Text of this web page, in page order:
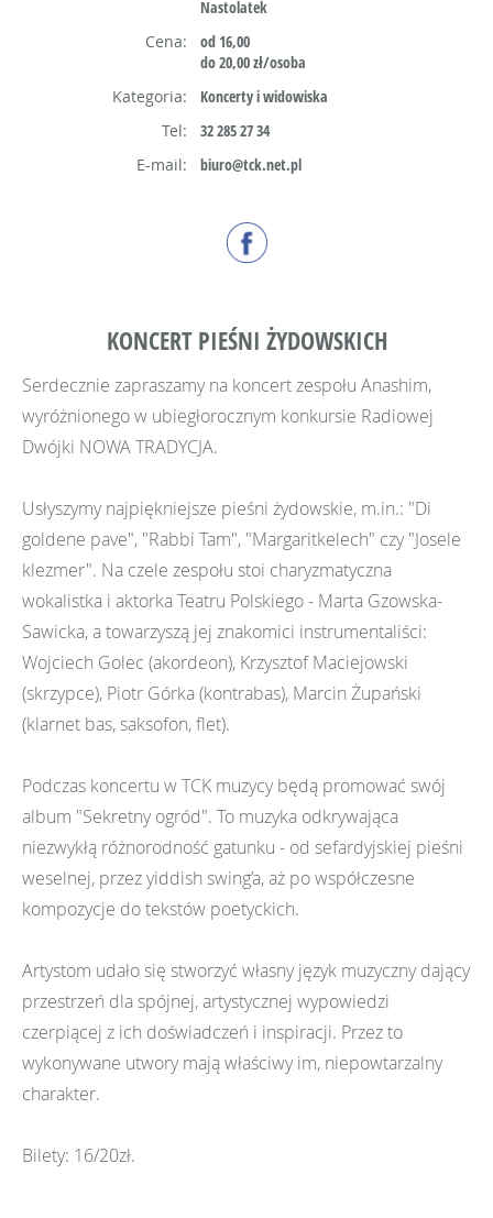
Nastolatek
Cena:
od 16,00
do 20,00 zł/osoba
Kategoria:
Koncerty i widowiska
Tel:
32 285 27 34
E-mail:
biuro@tck.net.pl
KONCERT PIEŚNI ŻYDOWSKICH
Serdecznie zapraszamy na koncert zespołu Anashim,
wyróżnionego w ubiegłorocznym konkursie Radiowej
Dwójki NOWA TRADYCJA.
Usłyszymy najpiękniejsze pieśni żydowskie, m.in.: "Di
goldene pave", "Rabbi Tam", "Margaritkelech" czy "Josele
klezmer". Na czele zespołu stoi charyzmatyczna
wokalistka i aktorka Teatru Polskiego - Marta Gzowska-
Sawicka, a towarzyszą jej znakomici instrumentaliści:
Wojciech Golec (akordeon), Krzysztof Maciejowski
(skrzypce), Piotr Górka (kontrabas), Marcin Żupański
(klarnet bas, saksofon, flet).
Podczas koncertu w TCK muzycy będą promować swój
album "Sekretny ogród". To muzyka odkrywająca
niezwykłą różnorodność gatunku - od sefardyjskiej pieśni
weselnej, przez yiddish swing’a, aż po współczesne
kompozycje do tekstów poetyckich.
Artystom udało się stworzyć własny język muzyczny dający
przestrzeń dla spójnej, artystycznej wypowiedzi
czerpiącej z ich doświadczeń i inspiracji. Przez to
wykonywane utwory mają właściwy im, niepowtarzalny
charakter.
Bilety: 16/20zł.